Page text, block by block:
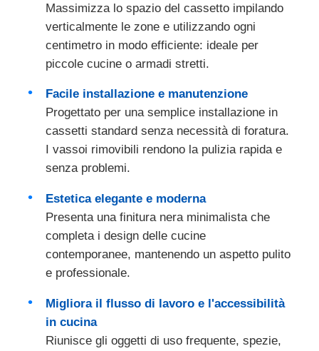
lampada a led per armadietto
Cestino della cucina
contenitore del riso
Massimizza lo spazio del cassetto impilando
verticalmente le zone e utilizzando ogni
centimetro in modo efficiente: ideale per
piccole cucine o armadi stretti.
Facile installazione e manutenzione
Progettato per una semplice installazione in
cassetti standard senza necessità di foratura.
I vassoi rimovibili rendono la pulizia rapida e
senza problemi.
Estetica elegante e moderna
Presenta una finitura nera minimalista che
completa i design delle cucine
contemporanee, mantenendo un aspetto pulito
e professionale.
Migliora il flusso di lavoro e l'accessibilità
in cucina
Riunisce gli oggetti di uso frequente, spezie,